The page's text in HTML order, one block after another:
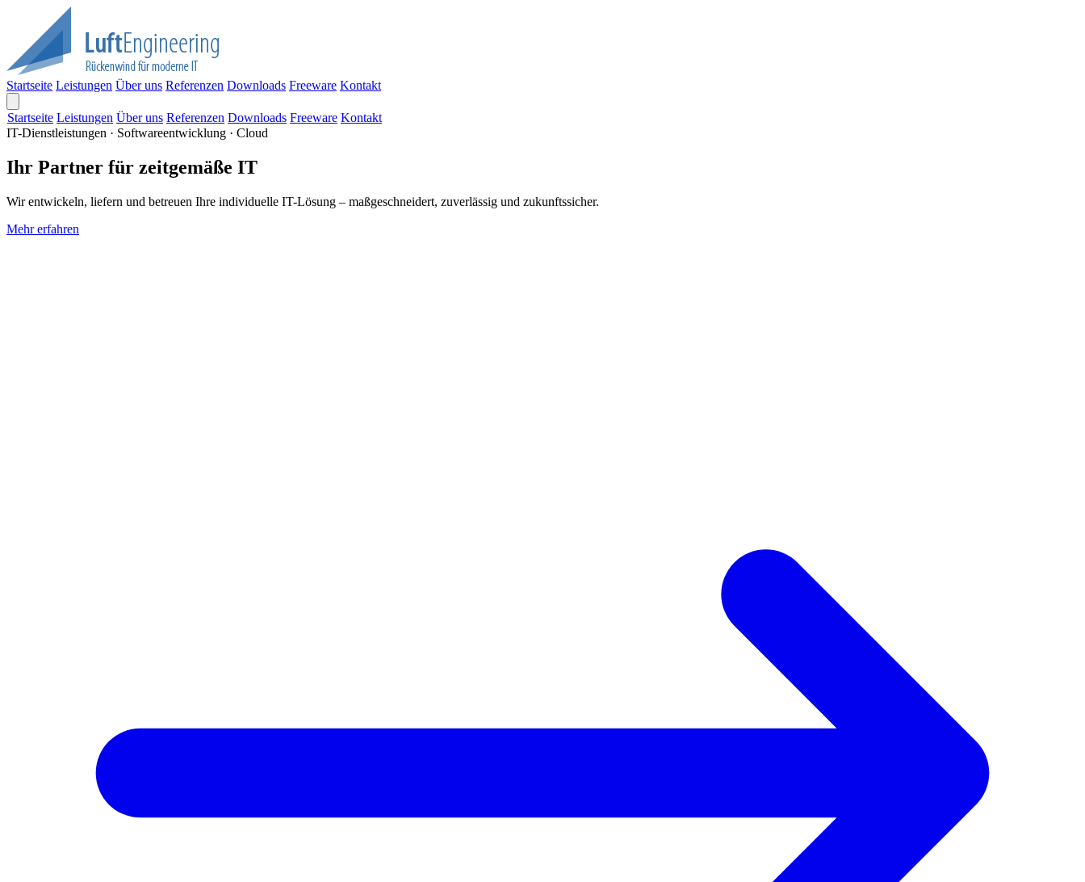
Startseite Leistungen Über uns Referenzen Downloads Freeware Kontakt
Startseite Leistungen Über uns Referenzen Downloads Freeware Kontakt
IT-Dienstleistungen · Softwareentwicklung · Cloud
Ihr Partner für zeitgemäße IT
Wir entwickeln, liefern und betreuen Ihre individuelle IT-Lösung – maßgeschneidert, zuverlässig und zukunftssicher.
Mehr erfahren